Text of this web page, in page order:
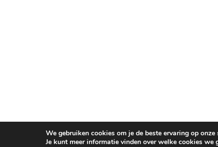
We gebruiken cookies om je de beste ervaring op onze
Je kunt meer informatie vinden over welke cookies